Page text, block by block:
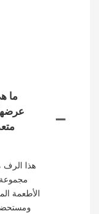
ما
هذا الرف
الأطعمة